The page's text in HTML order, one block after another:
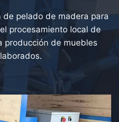
de pelado de madera para
procesamiento local de
producción de muebles